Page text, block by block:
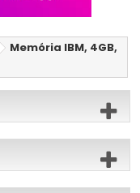
Memória IBM, 4GB,